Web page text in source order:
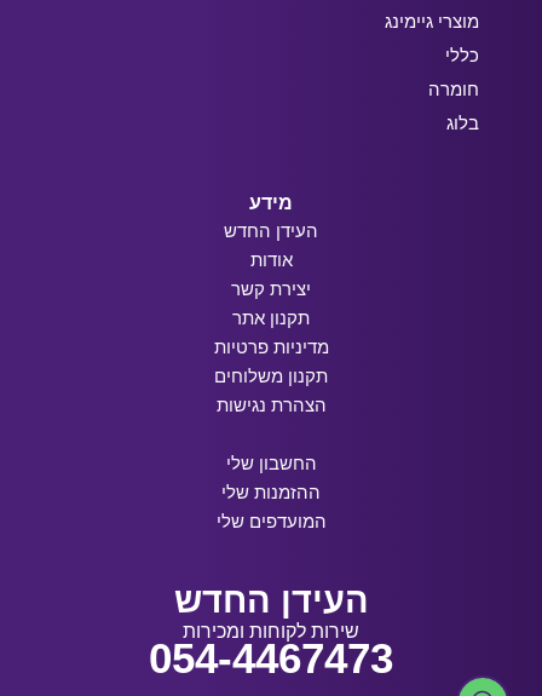
מוצרי גיימינג
כללי
חומרה
בלוג
מידע
העידן החדש
אודות
יצירת קשר
תקנון אתר
מדיניות פרטיות
תקנון משלוחים
הצהרת נגישות
החשבון שלי
ההזמנות שלי
המועדפים שלי
העידן החדש
שירות לקוחות ומכירות
054-4467473